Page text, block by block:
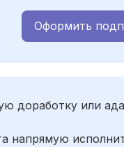
Оформить
доработку или
напрямую